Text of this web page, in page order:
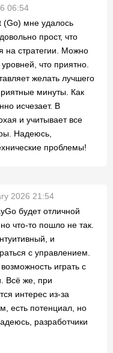
06:54
(Go) мне удалось
прост, что
на стратегии. Можно
что приятно.
желать лучшего
минуты. Как
исчезает. В
и учитывает все
Надеюсь,
проблемы!
2026 21:54
будет отличной
что-то пошло не так.
и
с управлением.
играть с
Всё же, при
интерес из-за
есть потенциал, но
разработчики